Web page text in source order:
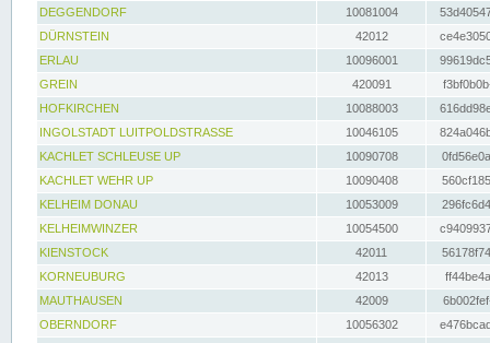
DEGGENDORF
10081004
DÜRNSTEIN
42012
ERLAU
10096001
GREIN
420091
HOFKIRCHEN
10088003
INGOLSTADT LUITPOLDSTRASSE
10046105
KACHLET SCHLEUSE UP
10090708
KACHLET WEHR UP
10090408
KELHEIM DONAU
10053009
KELHEIMWINZER
10054500
KIENSTOCK
42011
KORNEUBURG
42013
MAUTHAUSEN
42009
OBERNDORF
10056302